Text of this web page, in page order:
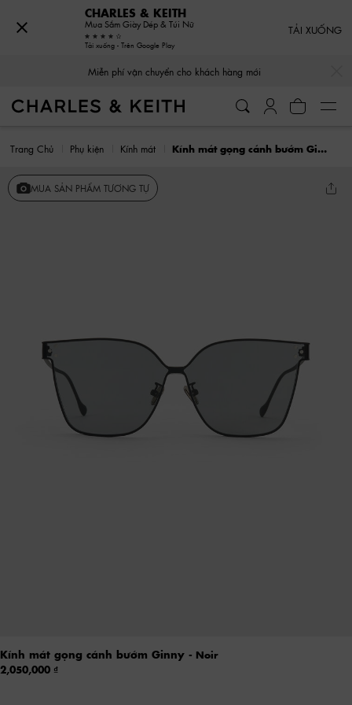
Miễn phí vận chuyển cho khách hàng mới
Trang Chủ Phụ kiện Kính mát Kính mát gọng cánh bướm Ginny
MUA SẢN PHẨM TƯƠNG TỰ
Kính mát gọng cánh bướm Ginny - Noir
2,050,000
CHARLES & KEITH
Mua Sắm Giày Dép & Túi Nữ
Tải xuống - Trên Google Play
TẢI XUỐNG